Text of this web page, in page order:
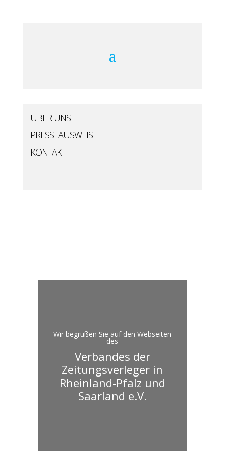
ÜBER UNS
PRESSEAUSWEIS
KONTAKT
Wir begrüßen Sie auf den Webseiten
des
Verbandes der
Zeitungsverleger in
Rheinland-Pfalz und
Saarland e.V.